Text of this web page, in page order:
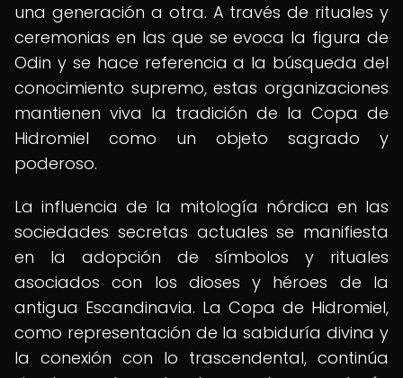
una generación a otra. A través de rituales y
ceremonias en las que se evoca la figura de
Odin y se hace referencia a la búsqueda del
conocimiento supremo, estas organizaciones
mantienen viva la tradición de la Copa de
Hidromiel como un objeto sagrado y
poderoso.
La influencia de la mitología nórdica en las
sociedades secretas actuales se manifiesta
en la adopción de símbolos y rituales
asociados con los dioses y héroes de la
antigua Escandinavia. La Copa de Hidromiel,
como representación de la sabiduría divina y
la conexión con lo trascendental, continúa